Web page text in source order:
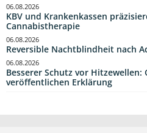
KBV und Krankenkassen
Cannabistherapie
06.08.2026
Reversible Nachtblindheit nach
06.08.2026
Besserer Schutz vor
veröffentlichen Erklärung
06.08.2026